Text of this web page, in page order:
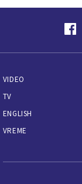
VIDEO
TV
ENGLISH
VREME